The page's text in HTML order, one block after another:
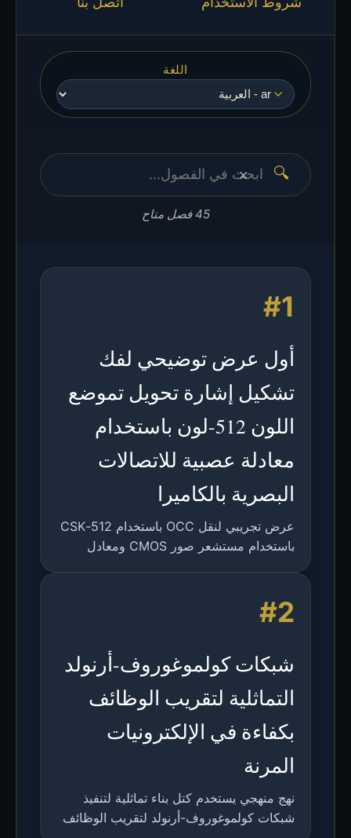
اللغة
🔍
✕
45 فصل متاح
#1
أول عرض توضيحي لفك
تشكيل إشارة تحويل تموضع
اللون 512-لون باستخدام
معادلة عصبية للاتصالات
البصرية بالكاميرا
عرض تجريبي لنقل OCC باستخدام 512-CSK
باستخدام مستشعر صور CMOS ومعادل
#2
شبكات كولموغوروف-أرنولد
التماثلية لتقريب الوظائف
بكفاءة في الإلكترونيات
المرنة
نهج منهجي يستخدم كتل بناء تماثلية لتنفيذ
شبكات كولموغوروف-أرنولد لتقريب الوظائف